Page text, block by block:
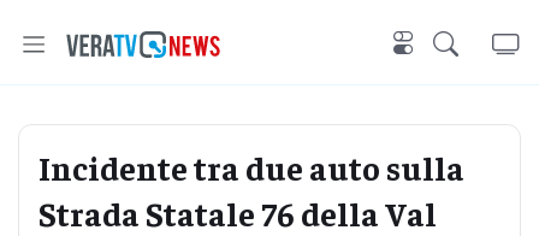
Incidente tra due auto sulla
Strada Statale 76 della Val